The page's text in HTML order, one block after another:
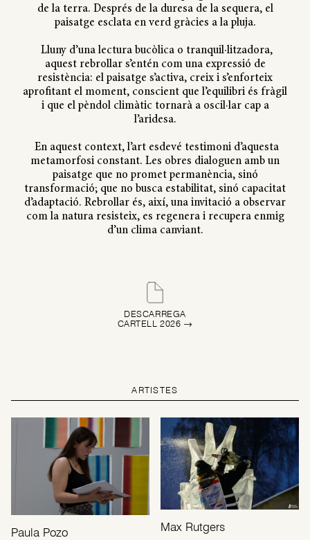
de la terra. Després de la duresa de la sequera, el
paisatge esclata en verd gràcies a la pluja.
Lluny d’una lectura bucòlica o tranquil·litzadora,
aquest rebrollar s’entén com una expressió de
resistència: el paisatge s’activa, creix i s’enforteix
aprofitant el moment, conscient que l’equilibri és fràgil
i que el pèndol climàtic tornarà a oscil·lar cap a
l’aridesa.
En aquest context, l’art esdevé testimoni d’aquesta
metamorfosi constant. Les obres dialoguen amb un
paisatge que no promet permanència, sinó
transformació; que no busca estabilitat, sinó capacitat
d’adaptació. Rebrollar és, així, una invitació a observar
com la natura resisteix, es regenera i recupera enmig
d’un clima canviant.
DESCARREGA
CARTELL 2026 →
ARTISTES
Paula Pozo Max Rutgers